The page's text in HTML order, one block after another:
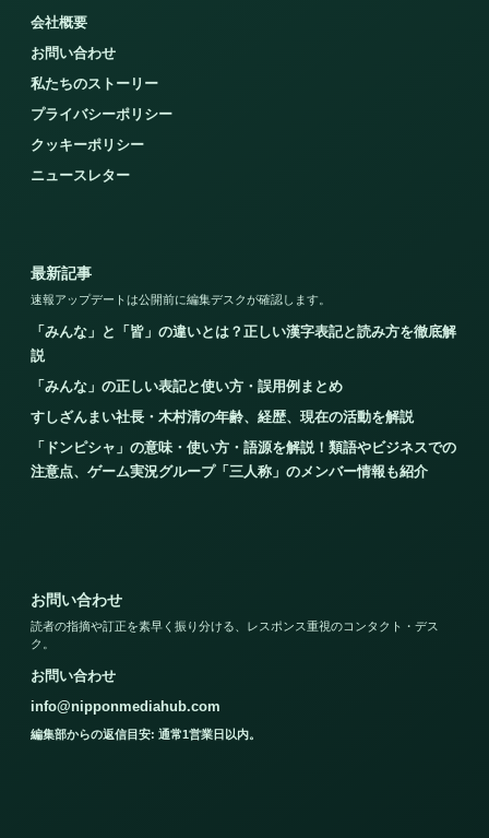
会社概要
お問い合わせ
私たちのストーリー
プライバシーポリシー
クッキーポリシー
ニュースレター
最新記事
速報アップデートは公開前に編集デスクが確認します。
「みんな」と「皆」の違いとは？正しい漢字表記と読み方を徹底解
説
「みんな」の正しい表記と使い方・誤用例まとめ
すしざんまい社長・木村清の年齢、経歴、現在の活動を解説
「ドンピシャ」の意味・使い方・語源を解説！類語やビジネスでの
注意点、ゲーム実況グループ「三人称」のメンバー情報も紹介
お問い合わせ
読者の指摘や訂正を素早く振り分ける、レスポンス重視のコンタクト・デス
ク。
お問い合わせ
info@nipponmediahub.com
編集部からの返信目安: 通常1営業日以内。